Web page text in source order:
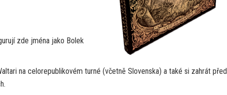
zde jména jako Bolek
na celorepublikovém turné (včetně Slovenska) a také si zahrát před